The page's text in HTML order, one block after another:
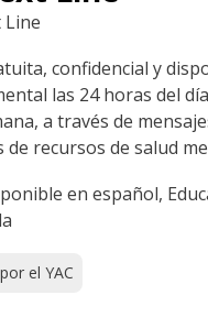
Line
confidencial y
las 24 horas del
a través de
de recursos de salud
en español,
el YAC